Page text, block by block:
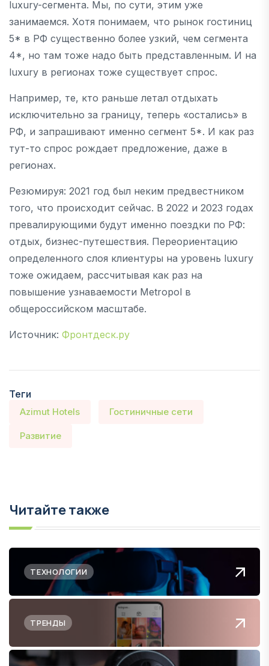
luxury-сегмента. Мы, по сути, этим уже
занимаемся. Хотя понимаем, что рынок гостиниц
5* в РФ существенно более узкий, чем сегмента
4*, но там тоже надо быть представленным. И на
luxury в регионах тоже существует спрос.
Например, те, кто раньше летал отдыхать
исключительно за границу, теперь «остались» в
РФ, и запрашивают именно сегмент 5*. И как раз
тут-то спрос рождает предложение, даже в
регионах.
Резюмируя: 2021 год был неким предвестником
того, что происходит сейчас. В 2022 и 2023 годах
превалирующими будут именно поездки по РФ:
отдых, бизнес-путешествия. Переориентацию
определенного слоя клиентуры на уровень luxury
тоже ожидаем, рассчитывая как раз на
повышение узнаваемости Metropol в
общероссийском масштабе.
Источник: Фронтдеск.ру
Теги
Azimut Hotels Гостиничные сети
Развитие
Читайте также
ТЕХНОЛОГИИ
ТРЕНДЫ